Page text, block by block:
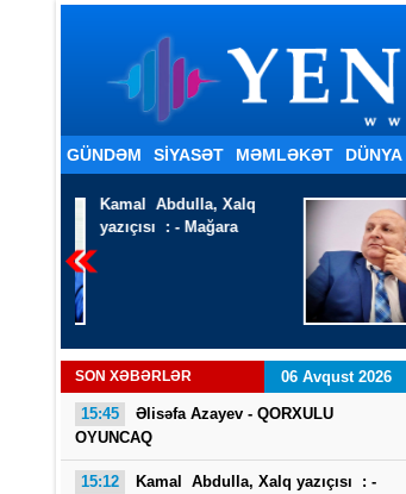
GÜNDƏM SİYASƏT MƏMLƏKƏT DÜNYA
Əlirza HƏSRƏT -
SALAVATI ŞEİR QADIN
SON XƏBƏRLƏR 06 Avqust 2026
15:45 Əlisəfa Azayev - QORXULU
OYUNCAQ
15:12
Kamal Abdulla, Xalq yazıçısı : -